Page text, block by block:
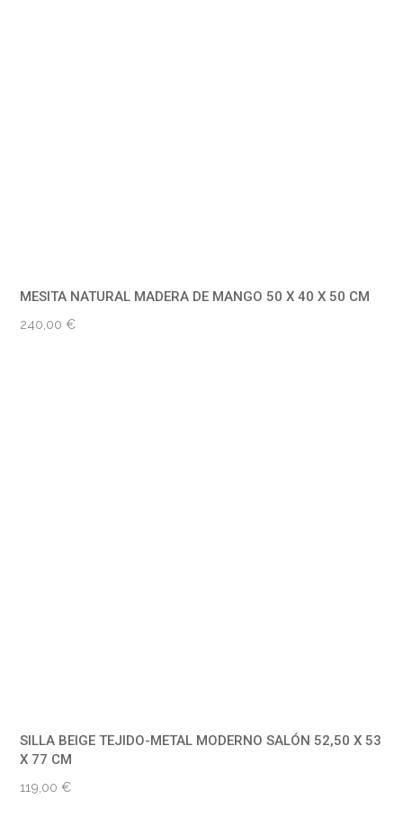
MESITA NATURAL MADERA DE MANGO 50 X 40 X 50 CM
240,00€
SILLA BEIGE TEJIDO-METAL MODERNO SALÓN 52,50 X 53
X 77 CM
119,00€